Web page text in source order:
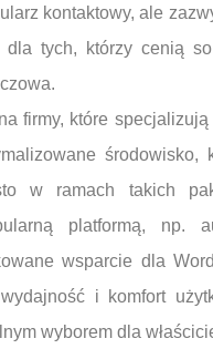
kontaktowy, ale
tych, którzy cenią
firmy, które
w ramach takich
platformą, np.
wsparcie dla
i komfort
wyborem dla